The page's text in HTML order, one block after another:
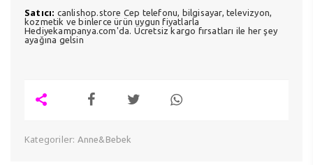
Satıcı: canlishop.store Cep telefonu, bilgisayar, televizyon,
kozmetik ve binlerce ürün uygun fiyatlarla
Hediyekampanya.com'da. Ücretsiz kargo fırsatları ile her şey
ayağına gelsin
Kategoriler: Anne&Bebek